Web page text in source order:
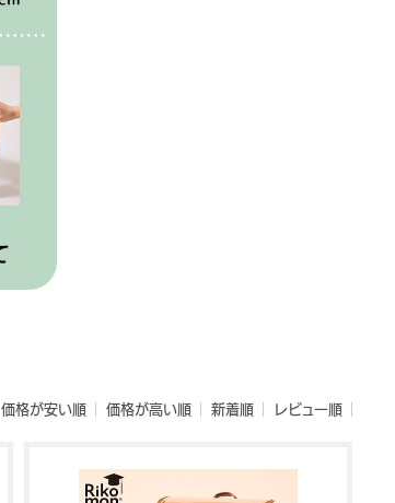
価格が安い順 価格が高い順 新着順 レビュー順